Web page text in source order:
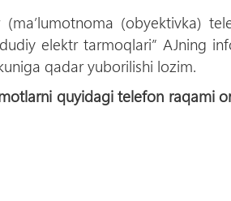
(obyektivka)
elektr tarmoqlari” AJning
qadar yuborilishi lozim.
quyidagi telefon raqami